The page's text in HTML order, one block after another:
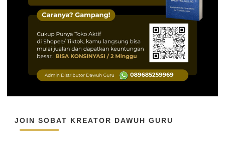
JOIN SOBAT KREATOR DAWUH GURU